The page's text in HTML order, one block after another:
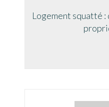
Logement squatté